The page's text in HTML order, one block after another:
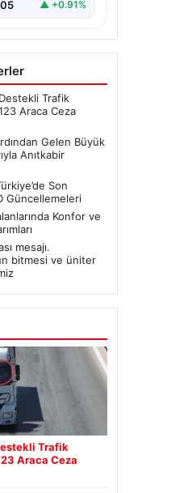
▲ +0.91%
Trafik
Araca Ceza
Gelen Büyük
Anıtkabir
Son
Güncellemeleri
Konfor ve
mesajı.
bitmesi ve üniter
Trafik
Araca Ceza